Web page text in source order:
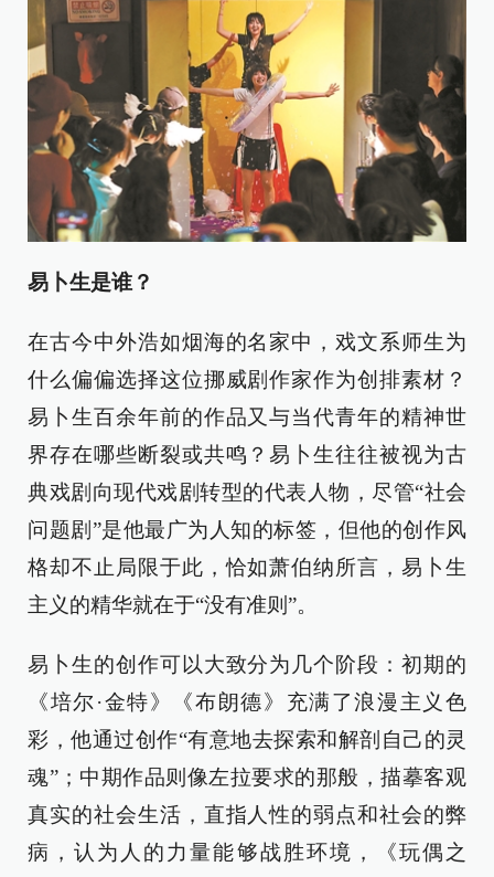
易卜生是谁？
在古今中外浩如烟海的名家中，戏文系师生为
什么偏偏选择这位挪威剧作家作为创排素材？
易卜生百余年前的作品又与当代青年的精神世
界存在哪些断裂或共鸣？易卜生往往被视为古
典戏剧向现代戏剧转型的代表人物，尽管“社会
问题剧”是他最广为人知的标签，但他的创作风
格却不止局限于此，恰如萧伯纳所言，易卜生
主义的精华就在于“没有准则”。
易卜生的创作可以大致分为几个阶段：初期的
《培尔·金特》《布朗德》充满了浪漫主义色
彩，他通过创作“有意地去探索和解剖自己的灵
魂”；中期作品则像左拉要求的那般，描摹客观
真实的社会生活，直指人性的弱点和社会的弊
病，认为人的力量能够战胜环境，《玩偶之